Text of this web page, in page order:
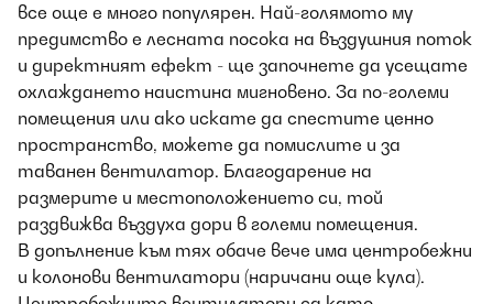
все още е много популярен. Най-голямото му
предимство е лесната посока на въздушния поток
и директният ефект - ще започнете да усещате
охлаждането наистина мигновено. За по-големи
помещения или ако искате да спестите ценно
пространство, можете да помислите и за
таванен вентилатор. Благодарение на
размерите и местоположението си, той
раздвижва въздуха дори в големи помещения.
В допълнение към тях обаче вече има центробежни
и колонови вентилатори (наричани още кула).